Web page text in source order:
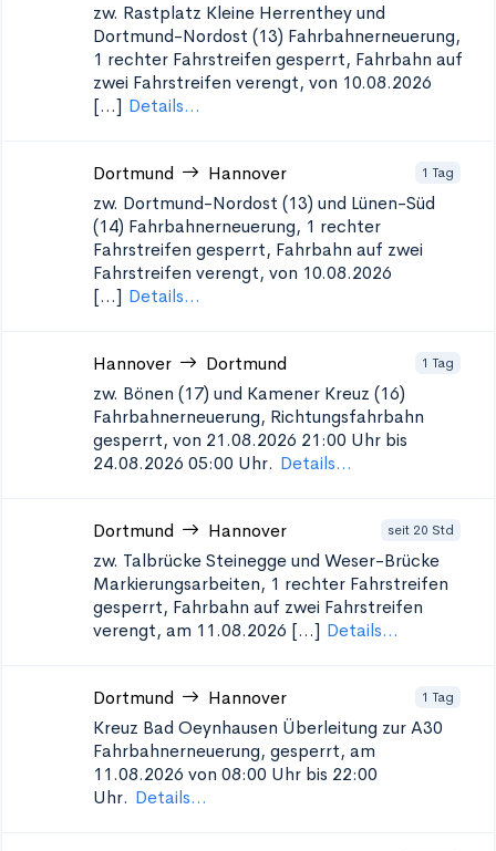
zw. Rastplatz Kleine Herrenthey und
Dortmund-Nordost (13) Fahrbahnerneuerung,
1 rechter Fahrstreifen gesperrt, Fahrbahn auf
zwei Fahrstreifen verengt, von 10.08.2026
[...] Details...
Dortmund Hannover 1 Tag
zw. Dortmund-Nordost (13) und Lünen-Süd
(14) Fahrbahnerneuerung, 1 rechter
Fahrstreifen gesperrt, Fahrbahn auf zwei
Fahrstreifen verengt, von 10.08.2026
[...] Details...
Hannover Dortmund 1 Tag
zw. Bönen (17) und Kamener Kreuz (16)
Fahrbahnerneuerung, Richtungsfahrbahn
gesperrt, von 21.08.2026 21:00 Uhr bis
24.08.2026 05:00 Uhr. Details...
Dortmund Hannover seit 20 Std
zw. Talbrücke Steinegge und Weser-Brücke
Markierungsarbeiten, 1 rechter Fahrstreifen
gesperrt, Fahrbahn auf zwei Fahrstreifen
verengt, am 11.08.2026 [...] Details...
Dortmund Hannover 1 Tag
Kreuz Bad Oeynhausen Überleitung zur A30
Fahrbahnerneuerung, gesperrt, am
11.08.2026 von 08:00 Uhr bis 22:00
Uhr. Details...